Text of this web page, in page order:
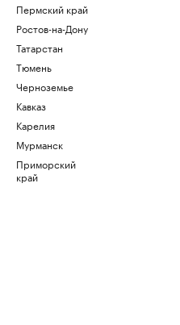
Пермский край
Ростов-на-Дону
Татарстан
Тюмень
Черноземье
Кавказ
Карелия
Мурманск
Приморский
край